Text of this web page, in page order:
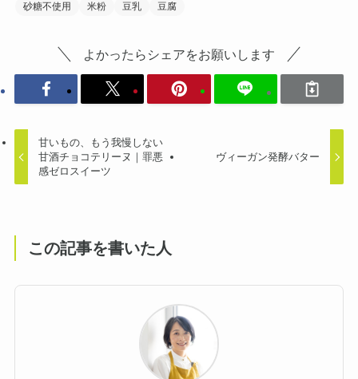
砂糖不使用
米粉 豆乳 豆腐
よかったらシェアをお願いします
甘いもの、もう我慢しない
甘酒チョコテリーヌ｜罪悪
感ゼロスイーツ
ヴィーガン発酵バター
この記事を書いた人